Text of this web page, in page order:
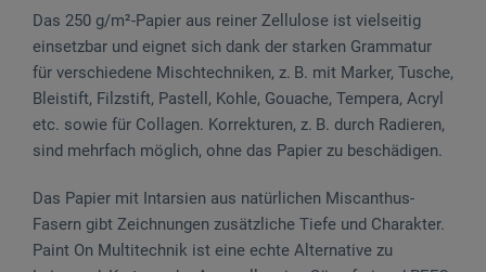
Das 250 g/m²-Papier aus reiner Zellulose ist vielseitig
einsetzbar und eignet sich dank der starken Grammatur
für verschiedene Mischtechniken, z. B. mit Marker, Tusche,
Bleistift, Filzstift, Pastell, Kohle, Gouache, Tempera, Acryl
etc. sowie für Collagen. Korrekturen, z. B. durch Radieren,
sind mehrfach möglich, ohne das Papier zu beschädigen.
Das Papier mit Intarsien aus natürlichen Miscanthus-
Fasern gibt Zeichnungen zusätzliche Tiefe und Charakter.
Paint On Multitechnik ist eine echte Alternative zu